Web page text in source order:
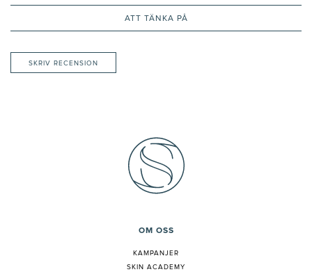
ATT TÄNKA PÅ
SKRIV RECENSION
OM OSS
KAMPANJER
SKIN ACADEMY